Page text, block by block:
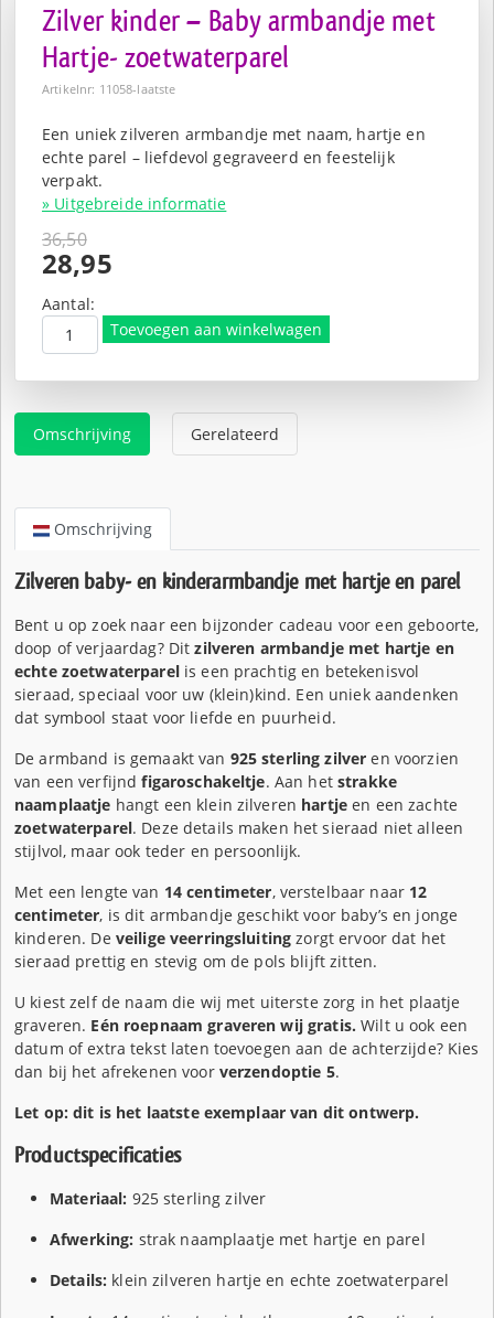
Zilver kinder – Baby armbandje met
Hartje- zoetwaterparel
Artikelnr: 11058-laatste
Een uniek zilveren armbandje met naam, hartje en
echte parel – liefdevol gegraveerd en feestelijk
verpakt.
» Uitgebreide informatie
36,50
Oorspronkelijke
prijs
was:
€36,50.
28,95
Huidige
prijs
is:
€28,95.
Aantal:
Toevoegen aan winkelwagen
Omschrijving Gerelateerd
Omschrijving
Zilveren baby- en kinderarmbandje met hartje en parel
Bent u op zoek naar een bijzonder cadeau voor een geboorte,
doop of verjaardag? Ditzilveren armbandje met hartje en
echte zoetwaterparelis een prachtig en betekenisvol
sieraad, speciaal voor uw (klein)kind. Een uniek aandenken
dat symbool staat voor liefde en puurheid.
De armband is gemaakt van 925 sterling zilver en voorzien
van een verfijndfigaroschakeltje. Aan hetstrakke
naamplaatje hangt een klein zilveren hartje en een zachte
zoetwaterparel. Deze details maken het sieraad niet alleen
stijlvol, maar ook teder en persoonlijk.
Met een lengte van 14 centimeter, verstelbaar naar 12
centimeter, is dit armbandje geschikt voor baby’s en jonge
kinderen. De veilige veerringsluiting zorgt ervoor dat het
sieraad prettig en stevig om de pols blijft zitten.
U kiest zelf de naam die wij met uiterste zorg in het plaatje
graveren. Eén roepnaam graveren wij gratis. Wilt u ook een
datum of extra tekst laten toevoegen aan de achterzijde? Kies
dan bij het afrekenen voor verzendoptie 5.
Let op: dit is het laatste exemplaar van dit ontwerp.
Productspecificaties
Materiaal: 925 sterling zilver
Afwerking: strak naamplaatje met hartje en parel
Details: klein zilveren hartje en echte zoetwaterparel